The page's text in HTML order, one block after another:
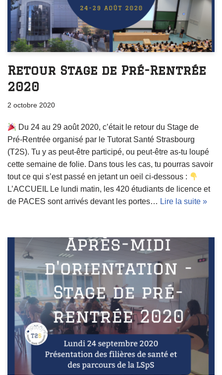
Retour Stage de Pré-Rentrée
2020
2 octobre 2020
Du 24 au 29 août 2020, c’était le retour du Stage de
Pré-Rentrée organisé par le Tutorat Santé Strasbourg
(T2S). Tu y as peut-être participé, ou peut-être as-tu loupé
cette semaine de folie. Dans tous les cas, tu pourras savoir
tout ce qui s’est passé en jetant un oeil ci-dessous :
L’ACCUEIL Le lundi matin, les 420 étudiants de licence et
de PACES sont arrivés devant les portes… Lire la suite »